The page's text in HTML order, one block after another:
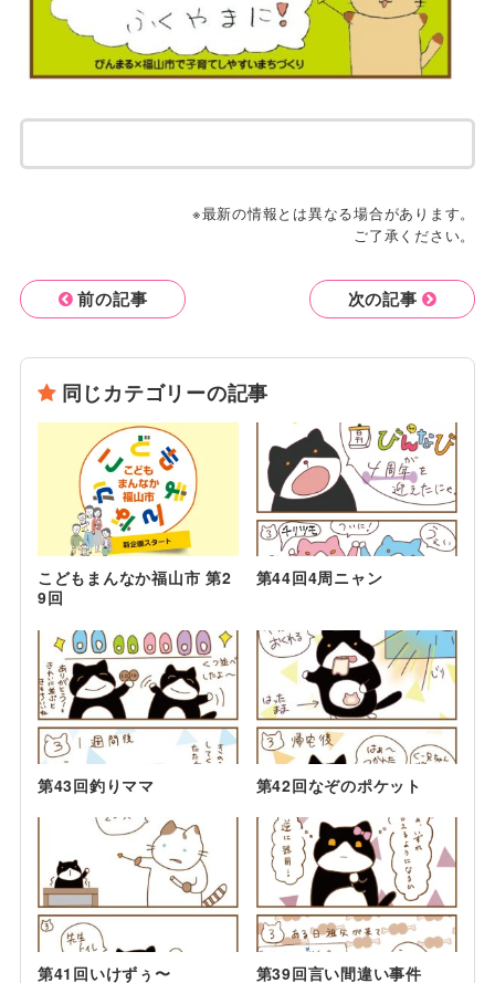
※最新の情報とは異なる場合があります。
ご了承ください。
前の記事 次の記事
同じカテゴリーの記事
こどもまんなか福山市 第2
9回
第44回4周ニャン
第43回釣りママ 第42回なぞのポケット
第41回いけずぅ〜 第39回言い間違い事件